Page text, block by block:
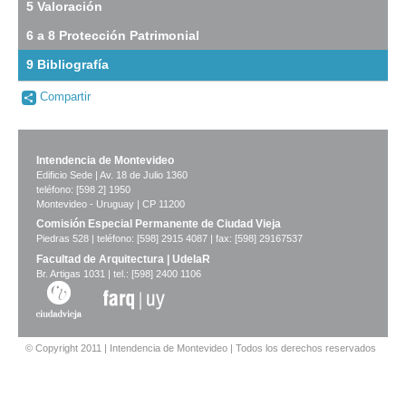
Descargar
original
5 Valoración
6 a 8 Protección Patrimonial
9 Bibliografía
no
Compartir
Intendencia de Montevideo
Edificio Sede | Av. 18 de Julio 1360
teléfono: [598 2] 1950
Montevideo - Uruguay | CP 11200
Comisión Especial Permanente de Ciudad Vieja
Piedras 528 | teléfono: [598] 2915 4087 | fax: [598] 29167537
Facultad de Arquitectura | UdelaR
Br. Artigas 1031 | tel.: [598] 2400 1106
© Copyright 2011 | Intendencia de Montevideo | Todos los derechos reservados